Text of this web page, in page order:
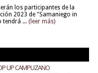
los participantes de la
2023 de "Samaniego in
tendrá ... (leer más)
UP CAMPUZANO